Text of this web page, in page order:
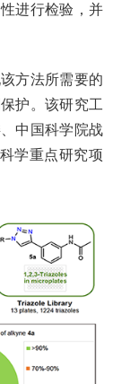
进行检验，并
方法所需要的
护。该研究工
中国科学院战
学重点研究项